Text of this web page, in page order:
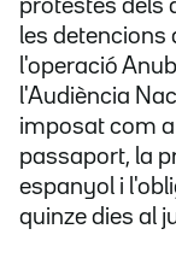
protestes dels
les detencions
l'operació
l'Audiència
imposat com
passaport, la
espanyol i
quinze dies al